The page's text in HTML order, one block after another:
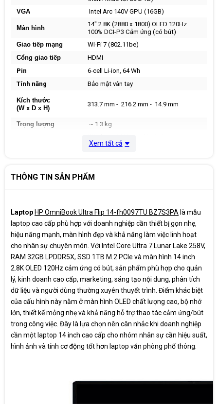
VGA
Intel Arc 140V GPU (16GB)
Màn hình
14" 2.8K (2880 x 1800) OLED 120Hz
100% DCI-P3 Cảm ứng (có bút)
Giao tiếp mạng
Wi-Fi 7 (802.11be)
Cổng giao tiếp
HDMI
Pin
6-cell Li-ion, 64 Wh
Tính năng
Bảo mật vân tay
Kích thước
(W x D x H)
313.7 mm - 216.2 mm - 14.9 mm
Trọng lượng ~ 1.3 kg
Office Home 2024
Xem tất cả
THÔNG TIN SẢN PHẨM
Laptop HP OmniBook Ultra Flip 14-fh0097TU BZ7S3PA là mẫu
laptop cao cấp phù hợp với doanh nghiệp cần thiết bị gọn nhẹ,
hiệu năng mạnh, màn hình đẹp và khả năng làm việc linh hoạt
cho nhân sự chuyên môn. Với Intel Core Ultra 7 Lunar Lake 258V,
RAM 32GB LPDDR5X, SSD 1TB M.2 PCIe và màn hình 14 inch
2.8K OLED 120Hz cảm ứng có bút, sản phẩm phù hợp cho quản
lý, kinh doanh cao cấp, marketing, sáng tạo nội dung, phân tích
dữ liệu và người dùng thường xuyên thuyết trình. Điểm khác biệt
của cấu hình này nằm ở màn hình OLED chất lượng cao, bộ nhớ
lớn, thiết kế mỏng nhẹ và khả năng hỗ trợ thao tác cảm ứng/bút
trong công việc. Đây là lựa chọn nên cân nhắc khi doanh nghiệp
cần một laptop 14 inch cao cấp cho nhóm nhân sự cần hiệu suất,
hình ảnh và tính cơ động tốt hơn laptop văn phòng phổ thông.